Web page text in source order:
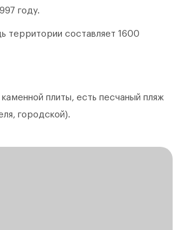
году.
территории составляет 1600
плиты, есть песчаный пляж
городской).